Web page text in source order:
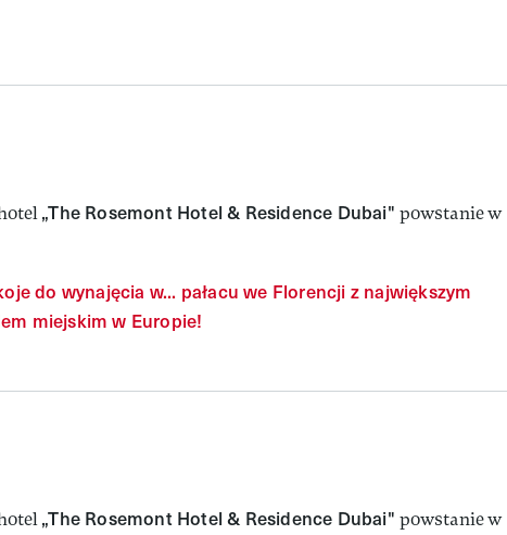
„The Rosemont Hotel & Residence Dubai" powstanie w
do wynajęcia w... pałacu we Florencji z największym
miejskim w Europie!
„The Rosemont Hotel & Residence Dubai" powstanie w